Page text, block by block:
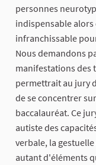
personnes
indispensable
infranchissable
Nous demandons
manifestations des
permettrait au jury
de se concentrer
baccalauréat. Ce
autiste des
verbale, la
autant d'éléments